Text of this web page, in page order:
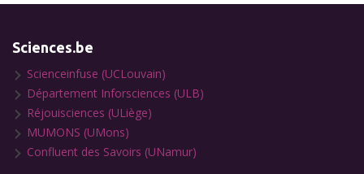
Sciences.be
Scienceinfuse (UCLouvain)
Département Inforsciences (ULB)
Réjouisciences (ULiège)
MUMONS (UMons)
Confluent des Savoirs (UNamur)